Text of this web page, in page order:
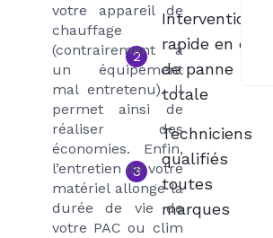
votre appareil de
chauffage
(contrairement à
un équipement
mal entretenu). Il
permet ainsi de
réaliser des
économies. Enfin,
l’entretien de votre
matériel allonge la
durée de vie de
votre PAC ou clim
2
Intervention
rapide en cas
de panne
totale
3
Techniciens
qualifiés
toutes
marques